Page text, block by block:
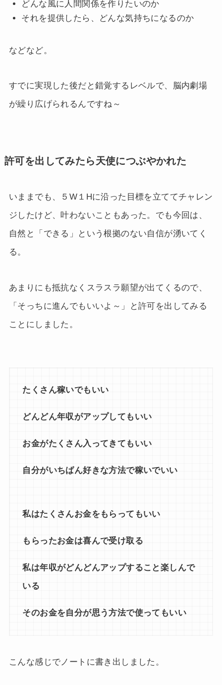
どんな風に人間関係を作りたいのか
それを提供したら、どんな気持ちになるのか
などなど。
すでに実現した後だと錯覚するレベルで、脳内劇場
が繰り広げられるんですね～
許可を出してみたら天使につぶやかれた
いままでも、５W１Hに沿った目標を立ててチャレン
ジしたけど、叶わないこともあった。でも今回は、
自然と「できる」という根拠のない自信が湧いてく
る。
あまりにも抵抗なくスラスラ願望が出てくるので、
「そっちに進んでもいいよ～」と許可を出してみる
ことにしました。
たくさん稼いでもいい
どんどん年収がアップしてもいい
お金がたくさん入ってきてもいい
自分がいちばん好きな方法で稼いでいい
私はたくさんお金をもらってもいい
もらったお金は喜んで受け取る
私は年収がどんどんアップすること楽しんで
いる
そのお金を自分が思う方法で使ってもいい
こんな感じでノートに書き出しました。